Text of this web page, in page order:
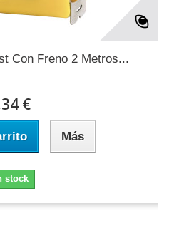
Con Freno 2 Metros...
€
Más
stock